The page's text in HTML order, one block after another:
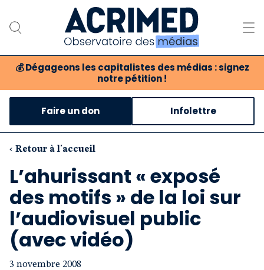
💰 Dégageons les capitalistes des médias : signez
notre pétition !
Notre association
Notre critique des médias
Nos propositions
Notre revue
Boutique
Faire un don Infolettre
‹ Retour à l'accueil
L’ahurissant « exposé
des motifs » de la loi sur
l’audiovisuel public
(avec vidéo)
3 novembre 2008